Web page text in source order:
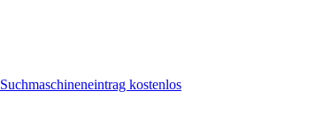
Suchmaschineneintrag kostenlos